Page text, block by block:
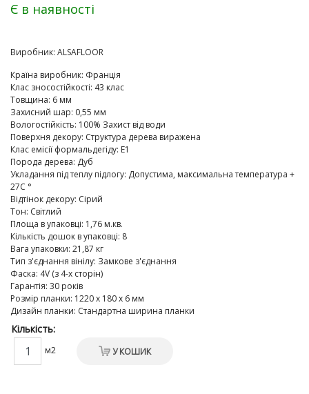
Є в наявності
Виробник: ALSAFLOOR
Країна виробник: Франція
Клас зносостійкості: 43 клас
Товщина: 6 мм
Захисний шар: 0,55 мм
Вологостійкість: 100% Захист від води
Поверхня декору: Структура дерева виражена
Клас емісії формальдегіду: E1
Порода дерева: Дуб
Укладання під теплу підлогу: Допустима, максимальна температура +
27C °
Відтінок декору: Сірий
Тон: Світлий
Площа в упаковці: 1,76 м.кв.
Кількість дошок в упаковці: 8
Вага упаковки: 21,87 кг
Тип з'єднання вінілу: Замкове з'єднання
Фаска: 4V (з 4-х сторін)
Гарантія: 30 років
Розмір планки: 1220 х 180 х 6 мм
Дизайн планки: Стандартна ширина планки
Кількість:
м2 У КОШИК